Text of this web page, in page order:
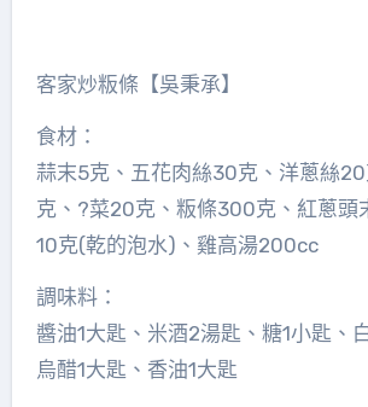
客家炒粄條【吳秉承】
食材：
蒜末5克、五花肉絲30克、洋蔥絲
克、?菜20克、粄條300克、紅蔥頭
10克(乾的泡水)、雞高湯200cc
調味料：
醬油1大匙、米酒2湯匙、糖1小匙、
烏醋1大匙、香油1大匙